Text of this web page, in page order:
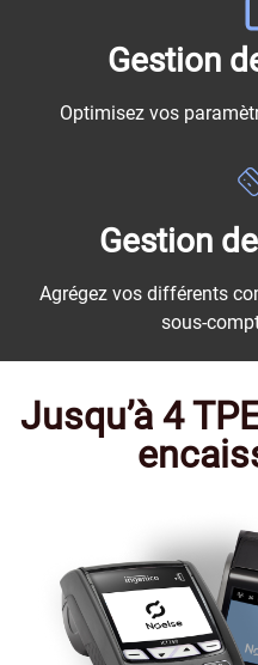
Gestion
Optimisez vos
Gestion
Agrégez vos différents
sous-
Jusqu’à 4